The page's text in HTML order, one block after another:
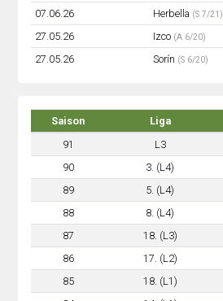
07.06.26 Herbella (S 7/21)
27.05.26
Izco (A 6/20)
27.05.26
Sorín (S 6/20)
Saison Liga
91
L3
90
3. (L4)
89
5. (L4)
88
8. (L4)
87
18. (L3)
86
17. (L2)
85
18. (L1)